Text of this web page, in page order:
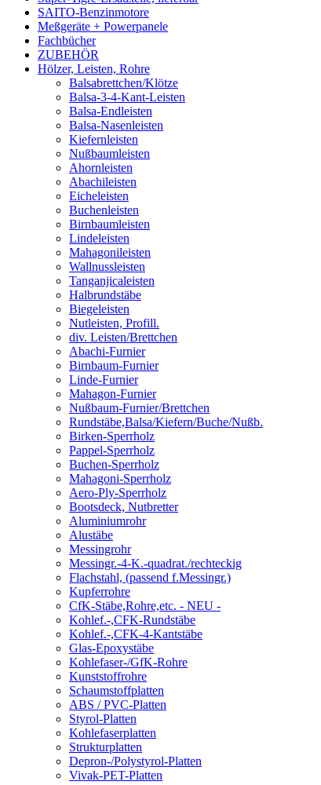
SAITO-Benzinmotore
Meßgeräte + Powerpanele
Fachbücher
ZUBEHÖR
Hölzer, Leisten, Rohre
Balsabrettchen/Klötze
Balsa-3-4-Kant-Leisten
Balsa-Endleisten
Balsa-Nasenleisten
Kiefernleisten
Nußbaumleisten
Ahornleisten
Abachileisten
Eicheleisten
Buchenleisten
Birnbaumleisten
Lindeleisten
Mahagonileisten
Wallnussleisten
Tanganjicaleisten
Halbrundstäbe
Biegeleisten
Nutleisten, Profill.
div. Leisten/Brettchen
Abachi-Furnier
Birnbaum-Furnier
Linde-Furnier
Mahagon-Furnier
Nußbaum-Furnier/Brettchen
Rundstäbe,Balsa/Kiefern/Buche/Nußb.
Birken-Sperrholz
Pappel-Sperrholz
Buchen-Sperrholz
Mahagoni-Sperrholz
Aero-Ply-Sperrholz
Bootsdeck, Nutbretter
Aluminiumrohr
Alustäbe
Messingrohr
Messingr.-4-K.-quadrat./rechteckig
Flachstahl, (passend f.Messingr.)
Kupferrohre
CfK-Stäbe,Rohre,etc. - NEU -
Kohlef.-,CFK-Rundstäbe
Kohlef.-,CFK-4-Kantstäbe
Glas-Epoxystäbe
Kohlefaser-/GfK-Rohre
Kunststoffrohre
Schaumstoffplatten
ABS / PVC-Platten
Styrol-Platten
Kohlefaserplatten
Strukturplatten
Depron-/Polystyrol-Platten
Vivak-PET-Platten